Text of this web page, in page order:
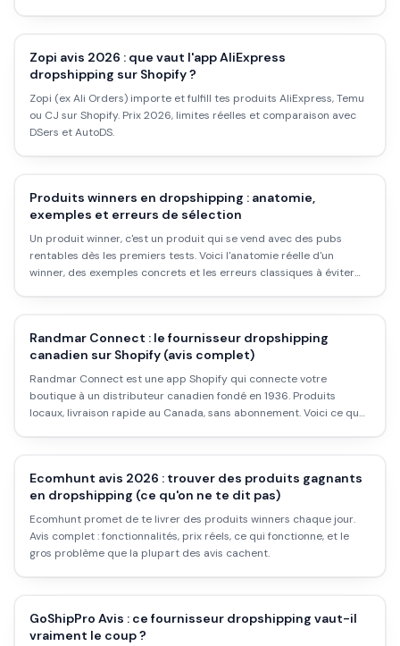
Zopi avis 2026 : que vaut l'app AliExpress
dropshipping sur Shopify ?
Zopi (ex Ali Orders) importe et fulfill tes produits AliExpress, Temu
ou CJ sur Shopify. Prix 2026, limites réelles et comparaison avec
DSers et AutoDS.
Produits winners en dropshipping : anatomie,
exemples et erreurs de sélection
Un produit winner, c'est un produit qui se vend avec des pubs
rentables dès les premiers tests. Voici l'anatomie réelle d'un
winner, des exemples concrets et les erreurs classiques à éviter
Randmar Connect : le fournisseur dropshipping
canadien sur Shopify (avis complet)
Randmar Connect est une app Shopify qui connecte votre
boutique à un distributeur canadien fondé en 1936. Produits
locaux, livraison rapide au Canada, sans abonnement. Voici ce que
Ecomhunt avis 2026 : trouver des produits gagnants
en dropshipping (ce qu'on ne te dit pas)
Ecomhunt promet de te livrer des produits winners chaque jour.
Avis complet : fonctionnalités, prix réels, ce qui fonctionne, et le
gros problème que la plupart des avis cachent.
GoShipPro Avis : ce fournisseur dropshipping vaut-il
vraiment le coup ?